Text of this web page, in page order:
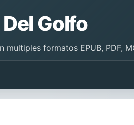
Golfo
multiples formatos EPUB, PDF,